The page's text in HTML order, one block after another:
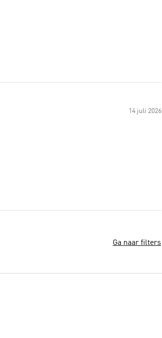
14 juli 2026
Ga naar filters